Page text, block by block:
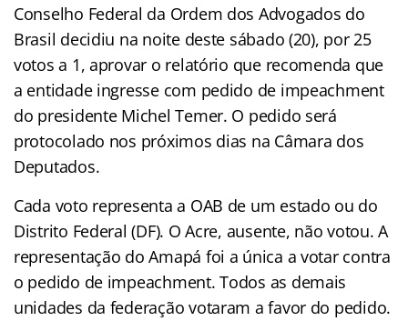
Conselho Federal da Ordem dos Advogados do
Brasil decidiu na noite deste sábado (20), por 25
votos a 1, aprovar o relatório que recomenda que
a entidade ingresse com pedido de impeachment
do presidente Michel Temer. O pedido será
protocolado nos próximos dias na Câmara dos
Deputados.
Cada voto representa a OAB de um estado ou do
Distrito Federal (DF). O Acre, ausente, não votou. A
representação do Amapá foi a única a votar contra
o pedido de impeachment. Todos as demais
unidades da federação votaram a favor do pedido.